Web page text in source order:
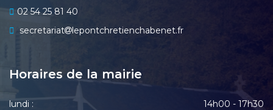
02 54 25 81 40
secretariat
lepontchretienchabenet.fr
Horaires de la mairie
lundi :
14h00 - 17h30